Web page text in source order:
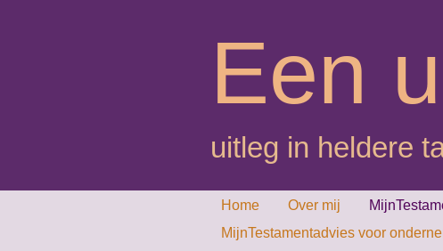
Een
uitleg in heldere
Home Over mij
MijnTestamentadvies voor